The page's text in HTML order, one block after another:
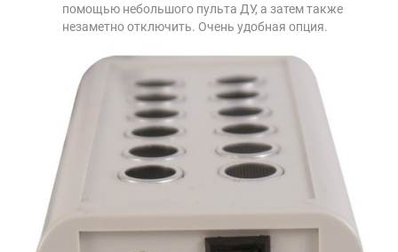
помощью небольшого пульта ДУ, а затем также
незаметно отключить. Очень удобная опция.